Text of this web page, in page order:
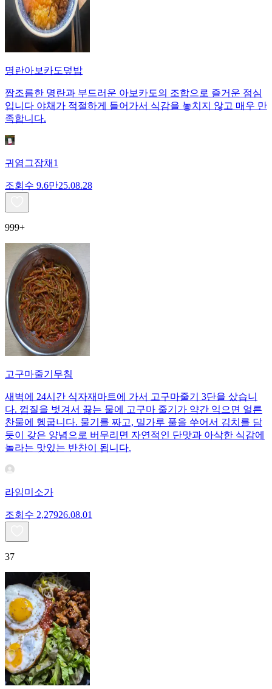
명란아보카도덮밥
짭조름한 명란과 부드러운 아보카도의 조합으로 즐거운 점심
입니다 야채가 적절하게 들어가서 식감을 놓치지 않고 매우 만
족합니다.
귀염그잡채1
조회수 9.6만25.08.28
999+
고구마줄기무침
새벽에 24시간 식자재마트에 가서 고구마줄기 3단을 샀습니
다. 껍질을 벗겨서 끓는 물에 고구마 줄기가 약간 익으면 얼른
찬물에 헹굽니다. 물기를 짜고, 밀가루 풀을 쑤어서 김치를 담
듯이 갖은 양념으로 버무리면 자연적인 단맛과 아삭한 식감에
놀라는 맛있는 반찬이 됩니다.
라임미소가
조회수 2,27926.08.01
37